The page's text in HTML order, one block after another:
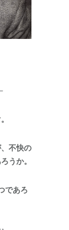
不快の
うか。
であろ